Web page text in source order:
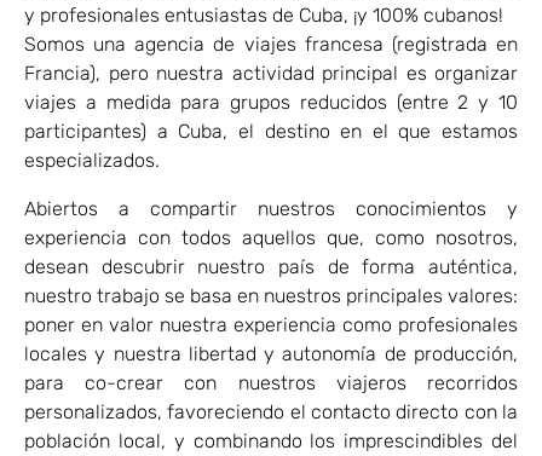
y profesionales entusiastas de Cuba, ¡y 100% cubanos!
Somos una agencia de viajes francesa (registrada en
Francia), pero nuestra actividad principal es organizar
viajes a medida para grupos reducidos (entre 2 y 10
participantes) a Cuba, el destino en el que estamos
especializados.
Abiertos a compartir nuestros conocimientos y
experiencia con todos aquellos que, como nosotros,
desean descubrir nuestro país de forma auténtica,
nuestro trabajo se basa en nuestros principales valores:
poner en valor nuestra experiencia como profesionales
locales y nuestra libertad y autonomía de producción,
para co-crear con nuestros viajeros recorridos
personalizados, favoreciendo el contacto directo con la
población local, y combinando los imprescindibles del